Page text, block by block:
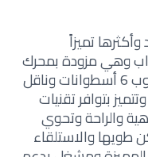
تميزاً
وهي مزودة بمحرك
290 حصان بخاري وبسعة 3500 cc وب 6 أسطوانات وناقل
بتوافر تقنيات
والراحة وتحوي
طويها والاستلقاء